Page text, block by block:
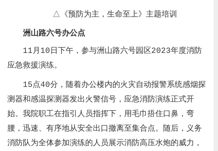
△《预防为主，生命至上》主题培训
洲山路六号办公点
11月10日下午，参与洲山路六号园区2023年度消防
应急救援演练。
15点40分，随着办公楼内的火灾自动报警系统感烟探
测器和感温探测器发出火警信号，应急消防演练正式开
始。我院职工在指引人员指挥下，用毛巾捂住口鼻，弯
腰，迅速、有序地从安全出口撤离至集合点。随后，义务
消防队为全体参加演练的人员展示消防高压水炮的威力，